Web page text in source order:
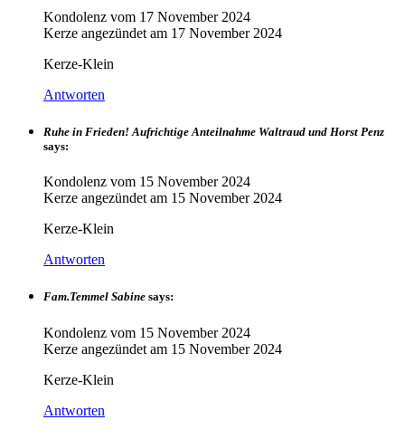
Kondolenz vom 17 November 2024
Kerze angezündet am 17 November 2024
Kerze-Klein
Antworten
Ruhe in Frieden! Aufrichtige Anteilnahme Waltraud und Horst Penz
says:
Kondolenz vom 15 November 2024
Kerze angezündet am 15 November 2024
Kerze-Klein
Antworten
Fam.Temmel Sabine says:
Kondolenz vom 15 November 2024
Kerze angezündet am 15 November 2024
Kerze-Klein
Antworten